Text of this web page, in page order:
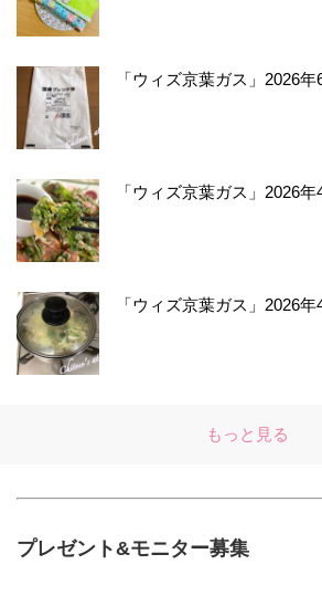
「ウィズ京葉ガス」2026
「ウィズ京葉ガス」2026
「ウィズ京葉ガス」2026
もっと見る
プレゼント&モニター募集